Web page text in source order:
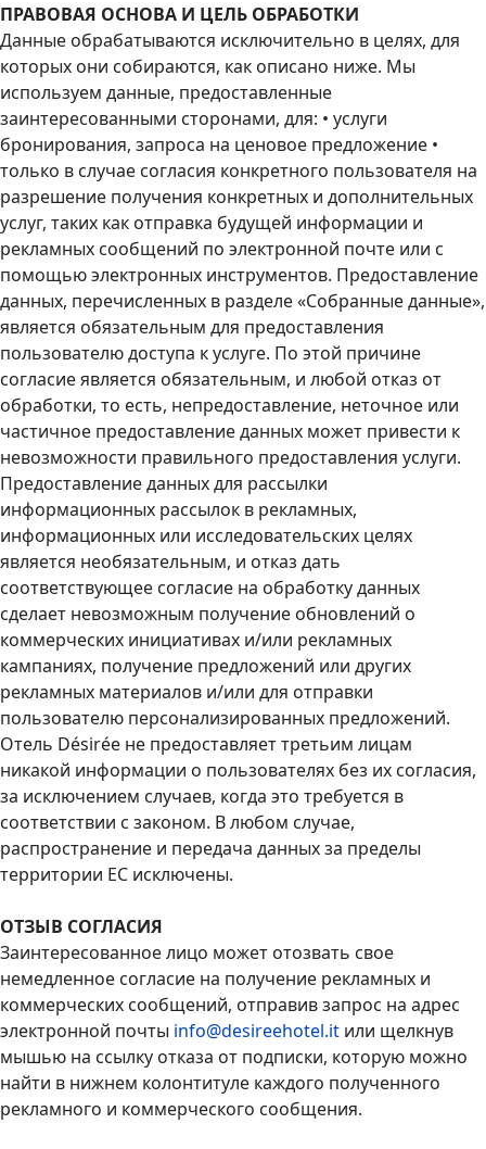
ПРАВОВАЯ ОСНОВА И ЦЕЛЬ ОБРАБОТКИ
Данные обрабатываются исключительно в целях, для
которых они собираются, как описано ниже. Мы
используем данные, предоставленные
заинтересованными сторонами, для: • услуги
бронирования, запроса на ценовое предложение •
только в случае согласия конкретного пользователя на
разрешение получения конкретных и дополнительных
услуг, таких как отправка будущей информации и
рекламных сообщений по электронной почте или с
помощью электронных инструментов. Предоставление
данных, перечисленных в разделе «Собранные данные»,
является обязательным для предоставления
пользователю доступа к услуге. По этой причине
согласие является обязательным, и любой отказ от
обработки, то есть, непредоставление, неточное или
частичное предоставление данных может привести к
невозможности правильного предоставления услуги.
Предоставление данных для рассылки
информационных рассылок в рекламных,
информационных или исследовательских целях
является необязательным, и отказ дать
соответствующее согласие на обработку данных
сделает невозможным получение обновлений о
коммерческих инициативах и/или рекламных
кампаниях, получение предложений или других
рекламных материалов и/или для отправки
пользователю персонализированных предложений.
Отель Désirée не предоставляет третьим лицам
никакой информации о пользователях без их согласия,
за исключением случаев, когда это требуется в
соответствии с законом. В любом случае,
распространение и передача данных за пределы
территории ЕС исключены.
ОТЗЫВ СОГЛАСИЯ
Заинтересованное лицо может отозвать свое
немедленное согласие на получение рекламных и
коммерческих сообщений, отправив запрос на адрес
электронной почты info@desireehotel.it или щелкнув
мышью на ссылку отказа от подписки, которую можно
найти в нижнем колонтитуле каждого полученного
рекламного и коммерческого сообщения.